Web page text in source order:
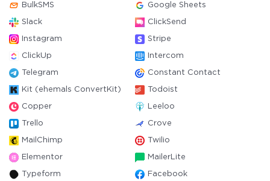
BulkSMS Google Sheets
Slack ClickSend
Instagram Stripe
ClickUp Intercom
Telegram Constant Contact
Kit (ehemals ConvertKit) Todoist
Copper Leeloo
Trello Crove
MailChimp Twilio
Elementor MailerLite
Typeform Facebook